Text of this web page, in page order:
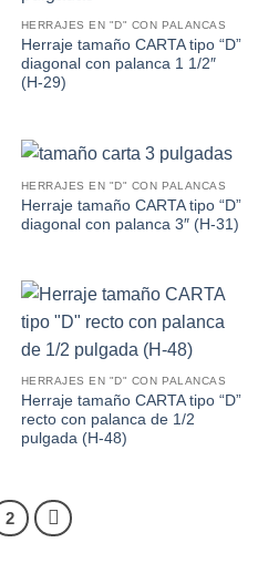
HERRAJES EN "D" CON PALANCAS
Herraje tamaño CARTA tipo “D”
diagonal con palanca 1 1/2″
(H-29)
HERRAJES EN "D" CON PALANCAS
Herraje tamaño CARTA tipo “D”
diagonal con palanca 3″ (H-31)
HERRAJES EN "D" CON PALANCAS
Herraje tamaño CARTA tipo “D”
recto con palanca de 1/2
pulgada (H-48)
2